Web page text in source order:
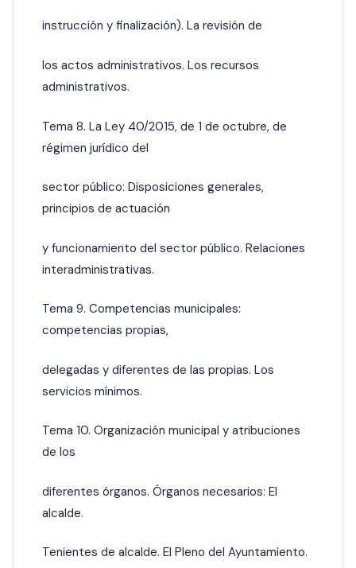
instrucción y finalización). La revisión de
los actos administrativos. Los recursos
administrativos.
Tema 8. La Ley 40/2015, de 1 de octubre, de
régimen jurídico del
sector público: Disposiciones generales,
principios de actuación
y funcionamiento del sector público. Relaciones
interadministrativas.
Tema 9. Competencias municipales:
competencias propias,
delegadas y diferentes de las propias. Los
servicios mínimos.
Tema 10. Organización municipal y atribuciones
de los
diferentes órganos. Órganos necesarios: El
alcalde.
Tenientes de alcalde. El Pleno del Ayuntamiento.